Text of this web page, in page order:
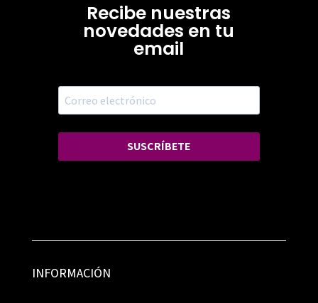
Recibe nuestras
novedades en tu
email
SUSCRÍBETE
INFORMACIÓN